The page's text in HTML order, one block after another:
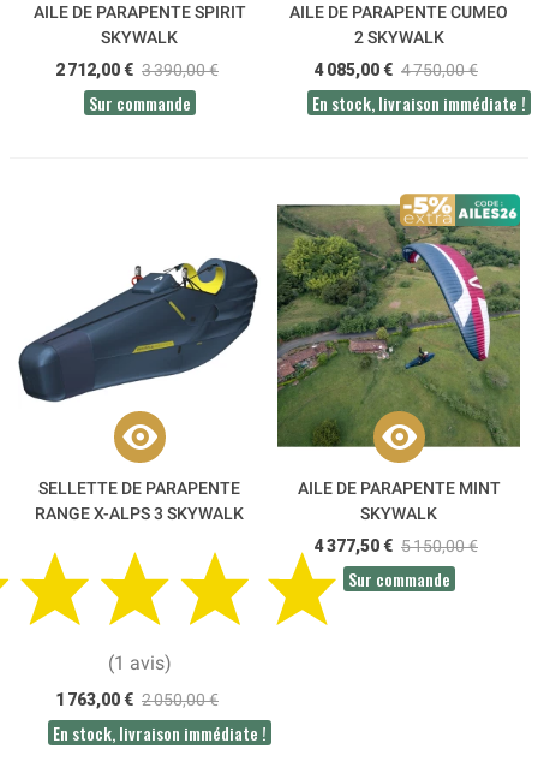
AILE DE PARAPENTE SPIRIT
SKYWALK
2 712,00 € 3 390,00 €
Sur commande
AILE DE PARAPENTE CUMEO
2 SKYWALK
4 085,00 € 4 750,00 €
En stock, livraison immédiate !
SELLETTE DE PARAPENTE
RANGE X-ALPS 3 SKYWALK
(1 avis)
1 763,00 € 2 050,00 €
En stock, livraison immédiate !
AILE DE PARAPENTE MINT
SKYWALK
4 377,50 € 5 150,00 €
Sur commande